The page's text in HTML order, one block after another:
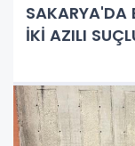
SAKARYA'DA
İKİ AZILI